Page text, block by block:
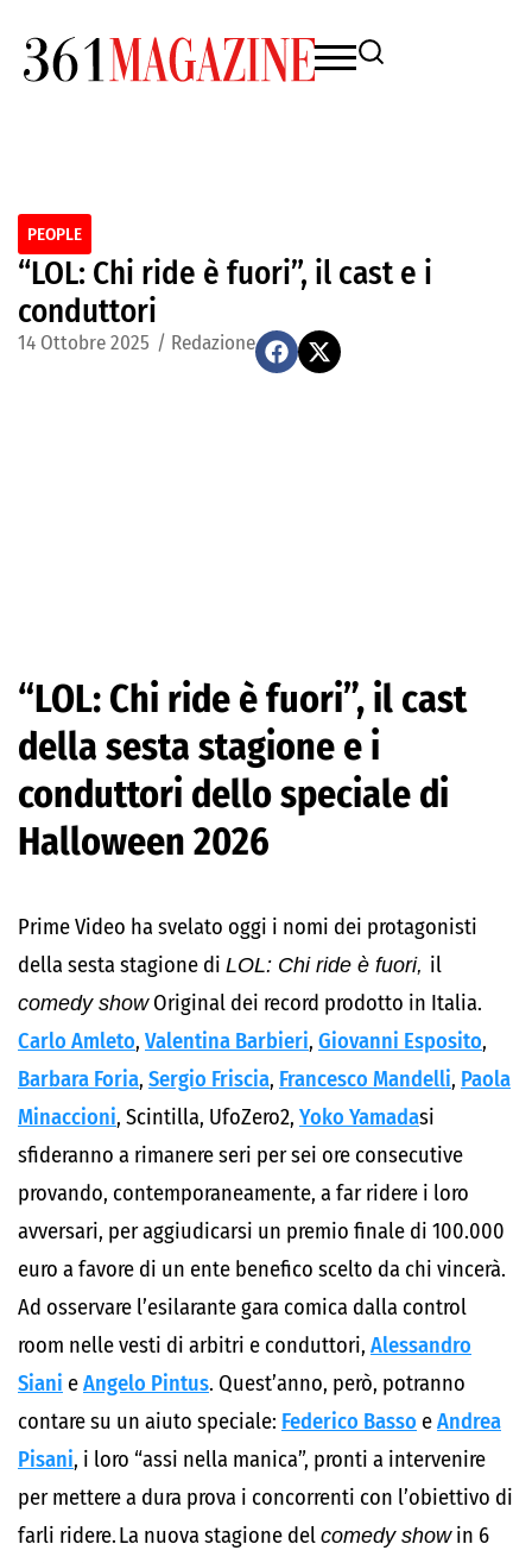
PEOPLE
“LOL: Chi ride è fuori”, il cast e i
conduttori
14 Ottobre 2025 / Redazione
“LOL: Chi ride è fuori”, il cast
della sesta stagione e i
conduttori dello speciale di
Halloween 2026
Prime Video ha svelato oggi i nomi dei protagonisti
della sesta stagione di LOL: Chi ride è fuori, il
comedy showOriginal dei record prodotto in Italia.
Carlo Amleto, Valentina Barbieri, Giovanni Esposito,
Barbara Foria, Sergio Friscia, Francesco Mandelli, Paola
Minaccioni, Scintilla, UfoZero2, Yoko Yamadasi
sfideranno a rimanere seri per sei ore consecutive
provando, contemporaneamente, a far ridere i loro
avversari, per aggiudicarsi un premio finale di 100.000
euro a favore di un ente benefico scelto da chi vincerà.
Ad osservare l’esilarante gara comica dalla control
room nelle vesti di arbitri e conduttori, Alessandro
Siani eAngelo Pintus. Quest’anno, però, potranno
contare su un aiuto speciale: Federico Basso eAndrea
Pisani, i loro “assi nella manica”, pronti a intervenire
per mettere a dura prova i concorrenti con l’obiettivo di
farli ridere. La nuova stagione delcomedy showin 6